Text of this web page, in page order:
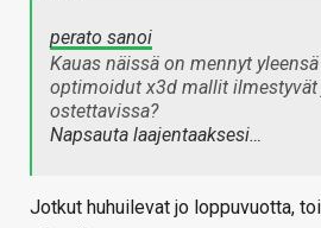
perato sanoi
Kauas näissä on mennyt
optimoidut x3d mallit ilmestyvät
ostettavissa?
Napsauta laajentaaksesi…
Jotkut huhuilevat jo loppuvuotta,